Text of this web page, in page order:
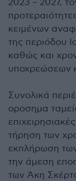
2023 – 2027,
κειμένων
της περιόδου
καθώς και
υποχρεώσεων
Συνολικά
οροσημα
τήρηση των
εκπλήρωση
την άμεση
των Άκη